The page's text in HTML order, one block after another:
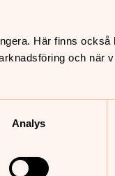
Här finns
och när
Analys